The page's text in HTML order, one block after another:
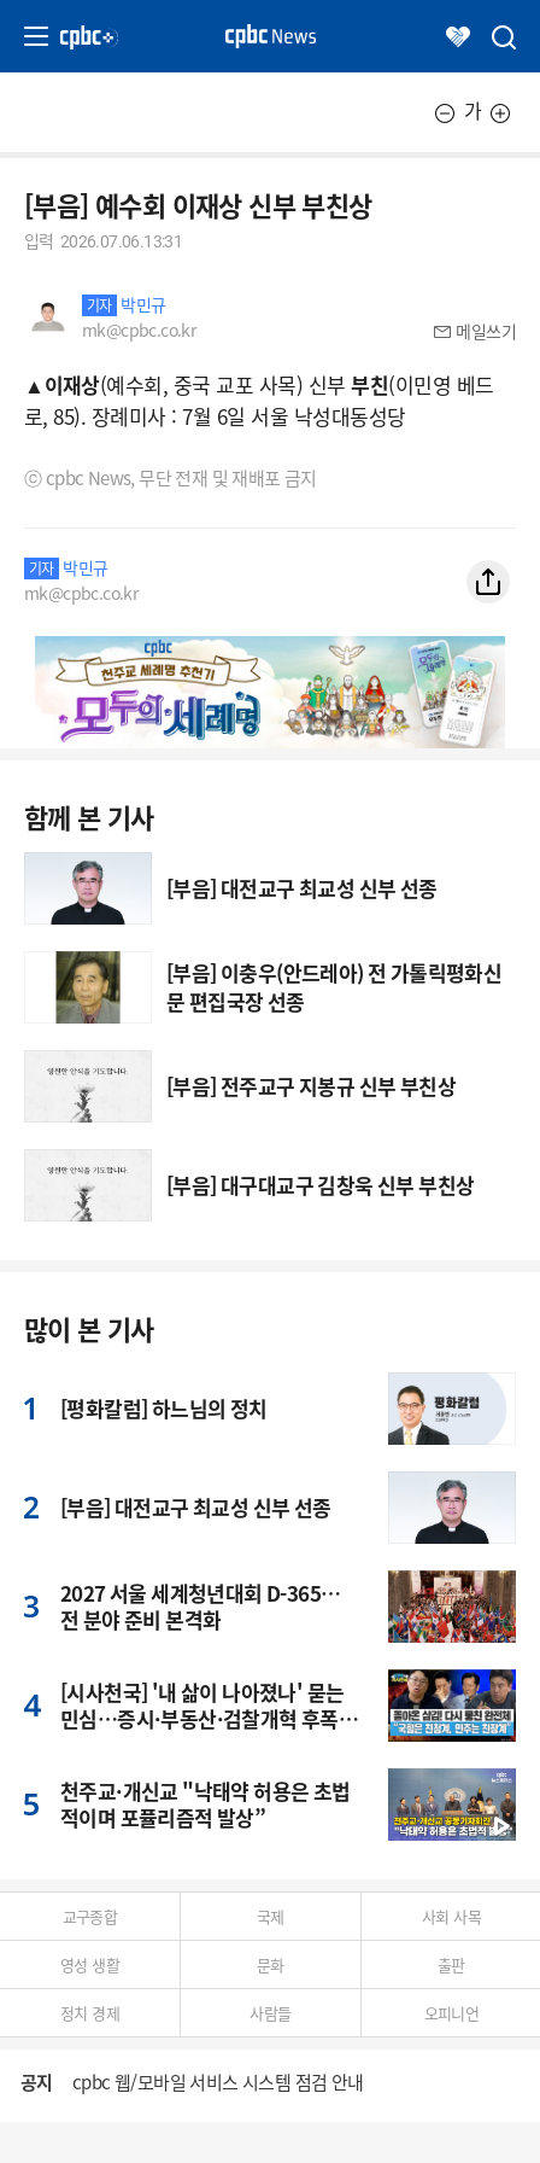
가
[부음] 예수회 이재상 신부 부친상
입력 2026.07.06.13:31
기자 박민규
mk@cpbc.co.kr
메일쓰기
▲이재상(예수회, 중국 교포 사목) 신부부친(이민영 베드
로, 85). 장례미사 : 7월 6일 서울 낙성대동성당
ⓒ cpbc News, 무단 전재 및 재배포 금지
기자 박민규
mk@cpbc.co.kr
함께 본 기사
[부음] 대전교구 최교성 신부 선종
[부음] 이충우(안드레아) 전 가톨릭평화신
문 편집국장 선종
[부음] 전주교구 지봉규 신부 부친상
[부음] 대구대교구 김창욱 신부 부친상
많이 본 기사
[평화칼럼] 하느님의 정치
[부음] 대전교구 최교성 신부 선종
2027 서울 세계청년대회 D-365…
전 분야 준비 본격화
[시사천국] '내 삶이 나아졌나' 묻는
민심…증시·부동산·검찰개혁 후폭
천주교·개신교 "낙태약 허용은 초법
적이며 포퓰리즘적 발상”
교구종합 국제 사회 사목
영성 생활 문화 출판
정치 경제 사람들 오피니언
공지 cpbc 웹/모바일 서비스 시스템 점검 안내